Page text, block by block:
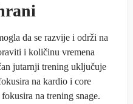
da se razvije i održi na
i količinu vremena
jutarnji trening uključuje
na kardio i core
na trening snage.